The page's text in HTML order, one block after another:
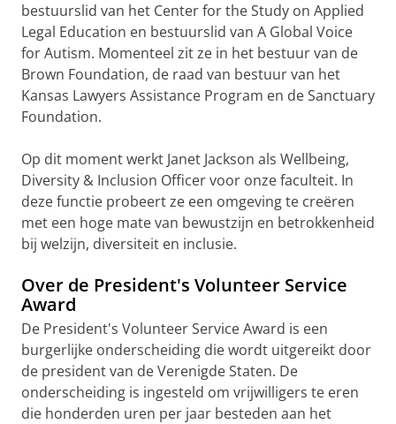
bestuurslid van het Center for the Study on Applied
Legal Education en bestuurslid van A Global Voice
for Autism. Momenteel zit ze in het bestuur van de
Brown Foundation, de raad van bestuur van het
Kansas Lawyers Assistance Program en de Sanctuary
Foundation.
Op dit moment werkt Janet Jackson als Wellbeing,
Diversity & Inclusion Officer voor onze faculteit. In
deze functie probeert ze een omgeving te creëren
met een hoge mate van bewustzijn en betrokkenheid
bij welzijn, diversiteit en inclusie.
Over de President's Volunteer Service
Award
De President's Volunteer Service Award is een
burgerlijke onderscheiding die wordt uitgereikt door
de president van de Verenigde Staten. De
onderscheiding is ingesteld om vrijwilligers te eren
die honderden uren per jaar besteden aan het